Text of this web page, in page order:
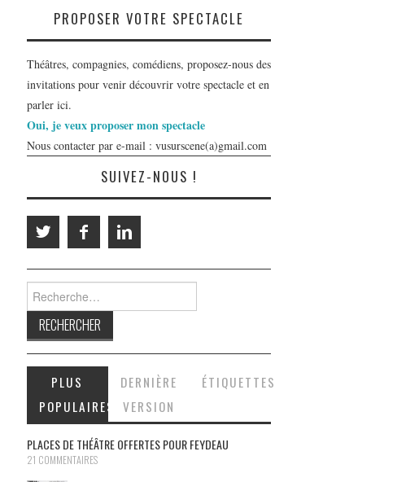
PROPOSER VOTRE SPECTACLE
Théâtres, compagnies, comédiens, proposez-nous des
invitations pour venir découvrir votre spectacle et en
parler ici.
Oui, je veux proposer mon spectacle
Nous contacter par e-mail : vusurscene(a)gmail.com
SUIVEZ-NOUS !
Rechercher :
PLUS
POPULAIRES
DERNIÈRE
VERSION
ÉTIQUETTES
PLACES DE THÉÂTRE OFFERTES POUR FEYDEAU
21 COMMENTAIRES